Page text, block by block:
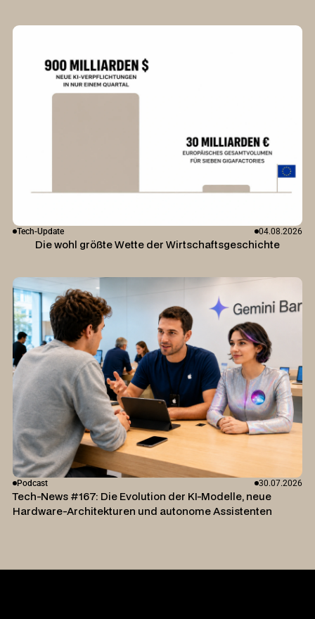
Tech-Update 04.08.2026
Die wohl größte Wette der Wirtschaftsgeschichte
Podcast 30.07.2026
Tech-News #167: Die Evolution der KI-Modelle, neue
Hardware-Architekturen und autonome Assistenten